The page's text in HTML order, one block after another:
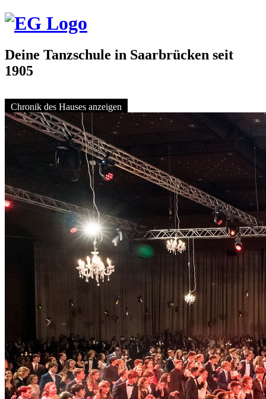
Deine Tanzschule in Saarbrücken seit
1905
Chronik des Hauses anzeigen